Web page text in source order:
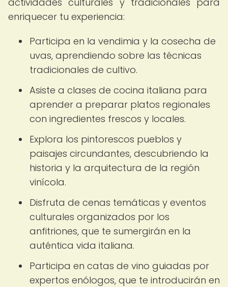
enriquecer tu experiencia:
Participa en la vendimia y la cosecha de
uvas, aprendiendo sobre las técnicas
tradicionales de cultivo.
Asiste a clases de cocina italiana para
aprender a preparar platos regionales
con ingredientes frescos y locales.
Explora los pintorescos pueblos y
paisajes circundantes, descubriendo la
historia y la arquitectura de la región
vinícola.
Disfruta de cenas temáticas y eventos
culturales organizados por los
anfitriones, que te sumergirán en la
auténtica vida italiana.
Participa en catas de vino guiadas por
expertos enólogos, que te introducirán en